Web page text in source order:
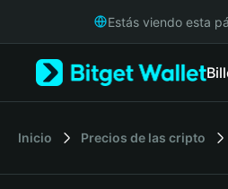
Русский
Italiano
Estás viendo esta
Inicio Precios de las cripto